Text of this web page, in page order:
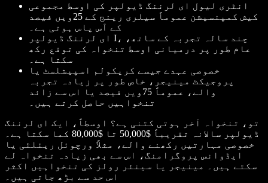
انٹری لیول ای لرننگ ڈیولپر کی اوسط مجموعی
کیش کمپنسیشن عموماً سیلری رینج کے 25ویں فیصد
کے آس پاس ہوتی ہے۔
ای لرننگ ڈیولپر I، چند سالہ تجربہ کے ساتھ،
عام طور پر درمیانی اوسط تنخواہ کی توقع رکھ
سکتا ہے۔
خصوصی عہدے جیسے کریکولم اسپیشلسٹ یا
پروجیکٹ مینیجر، خاص طور پر زیادہ تجربہ
والے، عموماً 75ویں فیصد یا اس سے زائد
تنخواہیں حاصل کرتے ہیں۔
تو، تنخواہ آخر ہوتی کتنی ہے؟ اوسطاً، ایک ای لرننگ
ڈیولپر سالانہ تقریباً $50,000 تا $80,000 کما سکتا ہے۔
خصوصی مہارتیں رکھنے والے، مثلاً ورچوئل ریئلٹی یا
ایڈوانس پروگرامنگ، اس سے بھی زیادہ تنخواہ لے
سکتے ہیں۔ مینیجر یا سینئر رولز کی تنخواہیں اکثر
اس حد سے بڑھ جاتی ہیں۔